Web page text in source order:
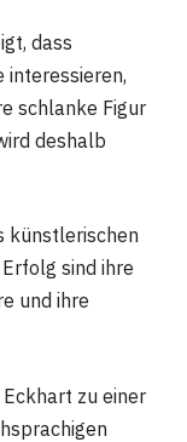
dass
interessieren,
schlanke Figur
deshalb
künstlerischen
sind ihre
und ihre
zu einer